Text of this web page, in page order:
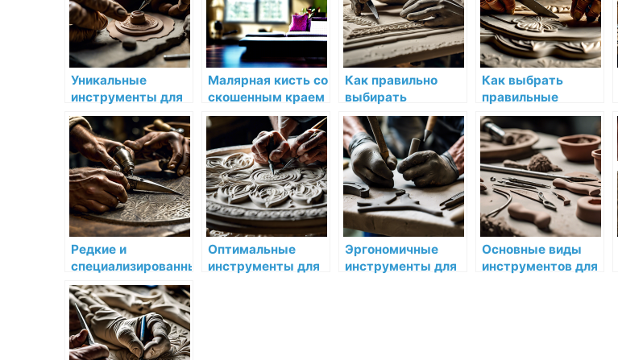
Уникальные
инструменты для
работы с мелкими
деталями в лепке
Малярная кисть со
скошенным краем
Sherwin Willaims
Искусственная
щетина —
полиэстер для
красок Sherwin-
Williams купить по
низкой цене в СПб
Как правильно
выбирать
качественные
инструменты для
работы с лепниной
Как выбрать
правильные
инструменты для
работы с
декоративной
лепниной
Редкие и
специализированные
инструменты для
опытных
мастеров
Оптимальные
инструменты для
Эргономичные
инструменты для
Основные виды
инструментов для